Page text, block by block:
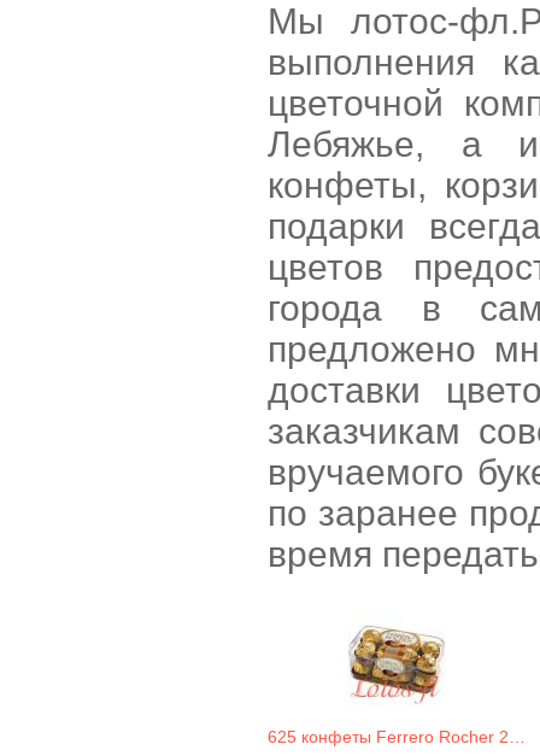
Мы лотос-
выполнения
цветочной
Лебяжье, а
конфеты,
подарки
цветов
города в
предложено
доставки
заказчикам
вручаемого
по заранее
время